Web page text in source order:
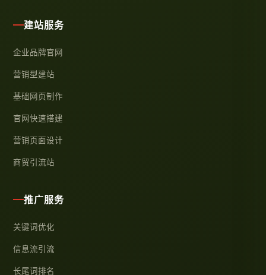
建站服务
企业品牌官网
营销型建站
基础网页制作
官网快速搭建
营销页面设计
商贸引流站
推广服务
关键词优化
信息流引流
长尾词排名